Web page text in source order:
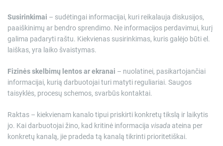
Susirinkimai – sudėtingai informacijai, kuri reikalauja diskusijos,
paaiškinimų ar bendro sprendimo. Ne informacijos perdavimui, kurį
galima padaryti raštu. Kiekvienas susirinkimas, kuris galėjo būti el.
laiškas, yra laiko švaistymas.
Fizinės skelbimų lentos ar ekranai – nuolatinei, pasikartojančiai
informacijai, kurią darbuotojai turi matyti reguliariai. Saugos
taisyklės, procesų schemos, svarbūs kontaktai.
Raktas – kiekvienam kanalo tipui priskirti konkretų tikslą ir laikytis
jo. Kai darbuotojai žino, kad kritinė informacija visada ateina per
konkretų kanalą, jie pradeda tą kanalą tikrinti prioritetiškai.